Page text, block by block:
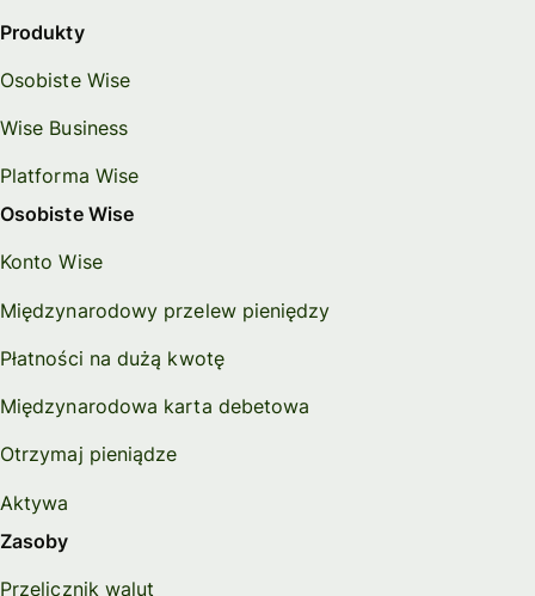
Produkty
Osobiste Wise
Wise Business
Platforma Wise
Osobiste Wise
Konto Wise
Międzynarodowy przelew pieniędzy
Płatności na dużą kwotę
Międzynarodowa karta debetowa
Otrzymaj pieniądze
Aktywa
Zasoby
Przelicznik walut